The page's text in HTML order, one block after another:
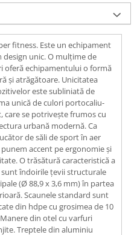
fitness. Este un echipament
design unic. O mulțime de
oferă echipamentului o formă
și atrăgătoare. Unicitatea
este subliniată de
unică de culori portocaliu-
care se potrivește frumos cu
urbană modernă. Ca
de săli de sport în aer
punem accent pe ergonomie și
O trăsătură caracteristică a
sunt îndoirile țevii structurale
(Ø 88,9 x 3,6 mm) în partea
Scaunele standard sunt
din hdpe cu grosimea de 10
din otel cu varfuri
Treptele din aluminiu